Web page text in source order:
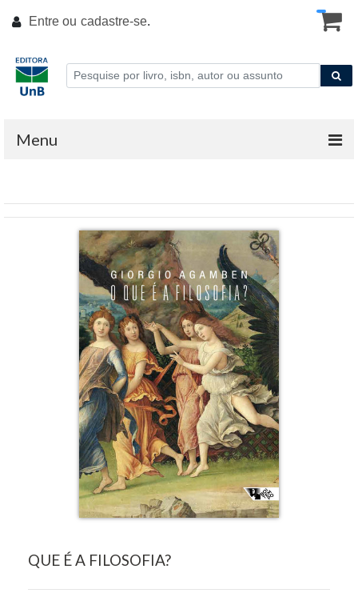
Entre ou cadastre-se.
Menu
QUE É A FILOSOFIA?